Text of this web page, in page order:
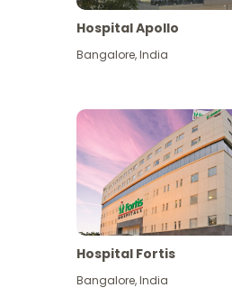
Hospital Apollo
Bangalore,India
Hospital Fortis
Bangalore,India